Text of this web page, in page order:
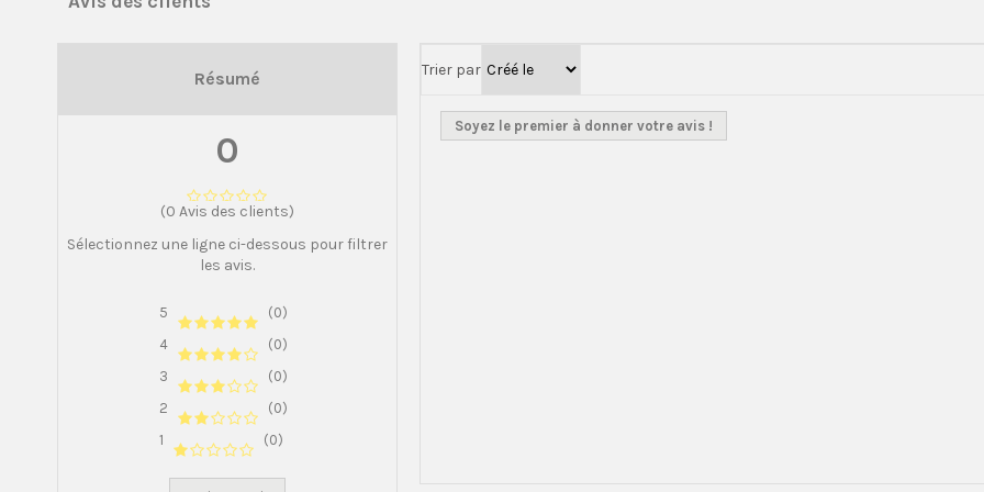
Résumé
0
(0 Avis des clients)
Sélectionnez une ligne ci-dessous pour filtrer
les avis.
5
(0)
4
(0)
3
(0)
2
(0)
1
(0)
Trier par
Soyez le premier à donner votre avis !